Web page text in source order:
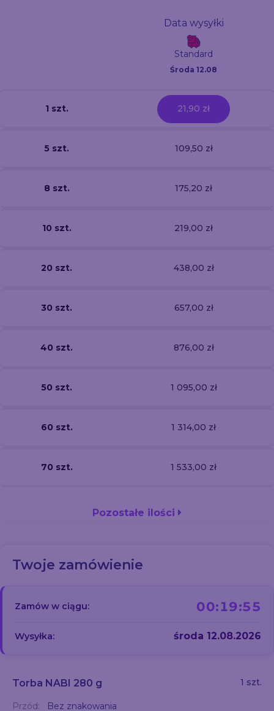
Data wysyłki
Standard
Środa 12.08
1 szt. 21,90 zł
5 szt. 109,50 zł
8 szt. 175,20 zł
10 szt. 219,00 zł
20 szt. 438,00 zł
30 szt. 657,00 zł
40 szt. 876,00 zł
50 szt. 1 095,00 zł
60 szt. 1 314,00 zł
70 szt. 1 533,00 zł
Pozostałe ilości
Twoje zamówienie
Zamów w ciągu: 00:19:54
Wysyłka: środa 12.08.2026
Torba NABI 280 g 1 szt.
Przód: Bez znakowania